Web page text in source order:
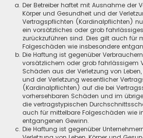
Der Betreiber haftet mit Ausnahme der
Körper und Gesundheit und der
Vertragspflichten (Kardinalpflichten)
ein vorsätzliches oder grob
zurückzuführen sind. Dies gilt auch für
Folgeschäden wie insbesondere
Die Haftung ist gegenüber
vorsätzlichem oder grob fahrlässigem
Schäden aus der Verletzung von
und der Verletzung wesentlicher
(Kardinalpflichten) auf die bei
vorhersehbaren Schäden und im
die vertragstypischen
auch für mittelbare Folgeschäden wie
entgangenen Gewinn.
Die Haftung ist gegenüber